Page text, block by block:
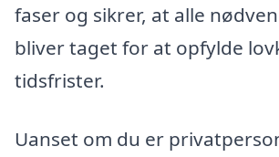
faser og sikrer, at alle
bliver taget for at opfylde
tidsfrister.
Uanset om du er